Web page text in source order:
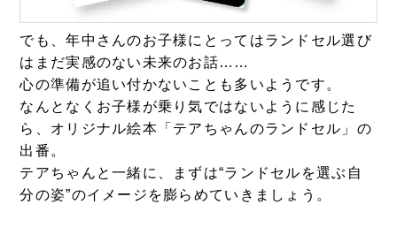
でも、年中さんのお子様にとってはランドセル選び
はまだ実感のない未来のお話……
心の準備が追い付かないことも多いようです。
なんとなくお子様が乗り気ではないように感じた
ら、オリジナル絵本「テアちゃんのランドセル」の
出番。
テアちゃんと一緒に、まずは“ランドセルを選ぶ自
分の姿”のイメージを膨らめていきましょう。